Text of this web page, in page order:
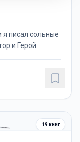
писал сольные
и Герой
19 книг